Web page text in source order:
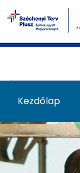
Ugrás a fő
Kezdőlap